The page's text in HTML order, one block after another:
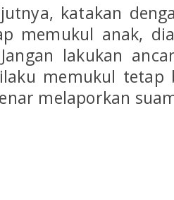
katakan
memukul anak,
lakukan
memukul
melaporkan